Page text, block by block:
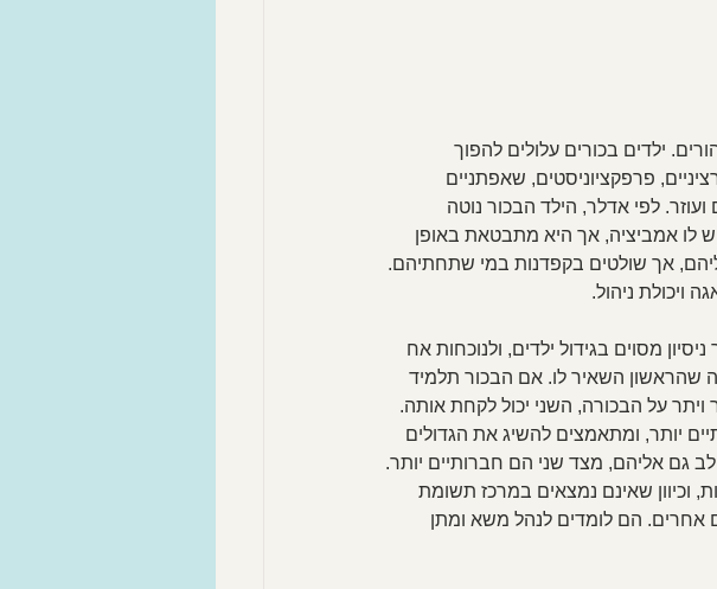
ילדים בכורים עלולים להפוך
פרפקציוניסטים, שאפתניים
לפי אדלר, הילד הבכור נוטה
יש לו אמביציה, אך היא מתבטאת באופן
אך שולטים בקפדנות במי שתחתיהם.
ויכולת ניהול.
מסוים בגידול ילדים, ולנוכחות אח
השאיר לו. אם הבכור תלמיד
על הבכורה, השני יכול לקחת אותה.
יותר, ומתאמצים להשיג את הגדולים
גם אליהם, מצד שני הם חברותיים יותר.
וכיוון שאינם נמצאים במרכז תשומת
אחרים. הם לומדים לנהל משא ומתן